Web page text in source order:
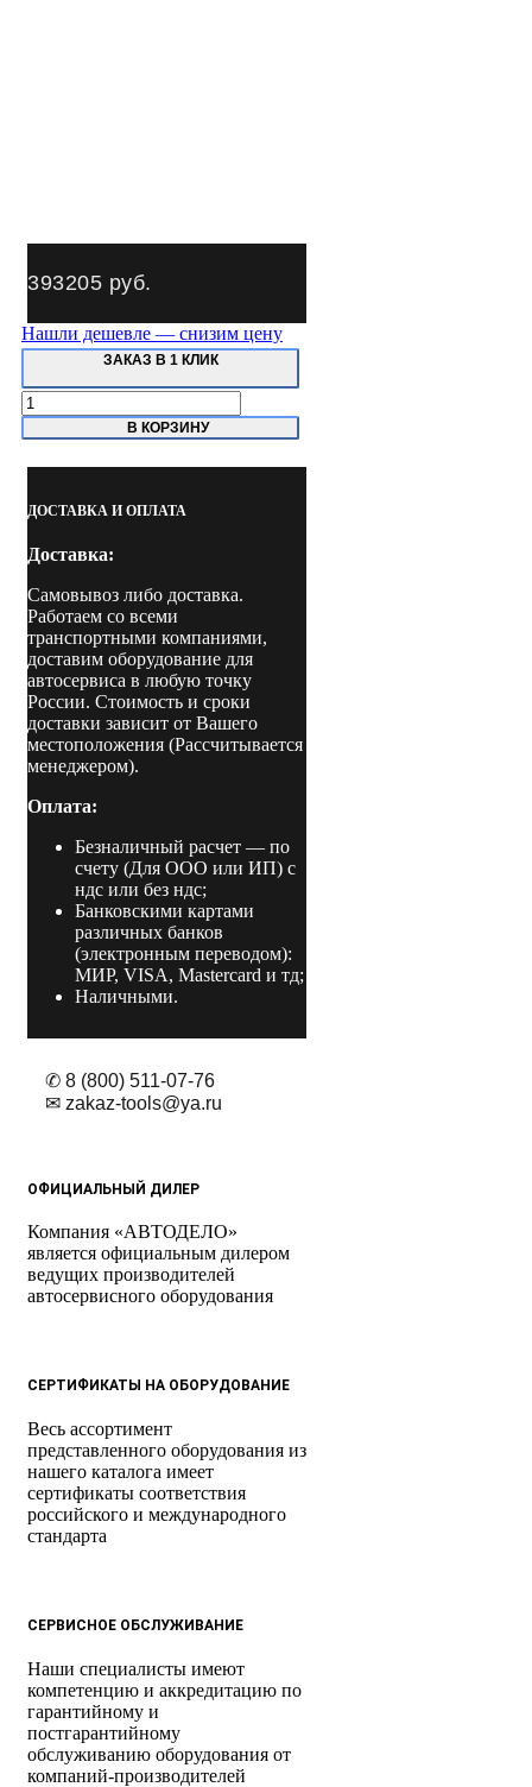
393205 руб.
Нашли дешевле — снизим цену
ЗАКАЗ В 1 КЛИК
Количество
товара
SIVER
B-
Стапель
В КОРЗИНУ
ДОСТАВКА И ОПЛАТА
Доставка:
Самовывоз либо доставка.
Работаем со всеми
транспортными компаниями,
доставим оборудование для
автосервиса в любую точку
России. Стоимость и сроки
доставки зависит от Вашего
местоположения (Рассчитывается
менеджером).
Оплата:
Безналичный расчет — по
счету (Для ООО или ИП) с
ндс или без ндс;
Банковскими картами
различных банков
(электронным переводом):
МИР, VISA, Mastercard и тд;
Наличными.
✆ 8 (800) 511-07-76
✉ zakaz-tools@ya.ru
ОФИЦИАЛЬНЫЙ ДИЛЕР
Компания «АВТОДЕЛО»
является официальным дилером
ведущих производителей
автосервисного оборудования
СЕРТИФИКАТЫ НА ОБОРУДОВАНИЕ
Весь ассортимент
представленного оборудования из
нашего каталога имеет
сертификаты соответствия
российского и международного
стандарта
СЕРВИСНОЕ ОБСЛУЖИВАНИЕ
Наши специалисты имеют
компетенцию и аккредитацию по
гарантийному и
постгарантийному
обслуживанию оборудования от
компаний-производителей